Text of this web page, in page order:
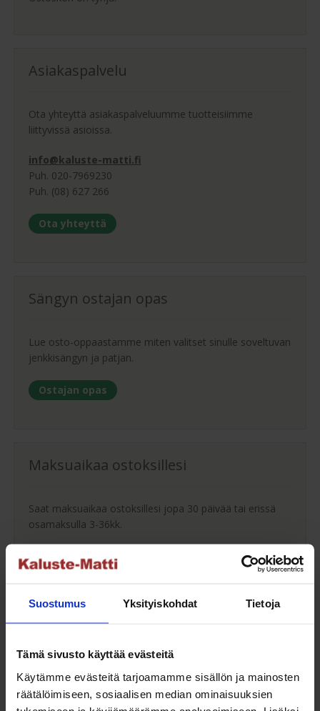
Suostumus Yksityiskohdat Tietoja
Tämä sivusto käyttää evästeitä
Käytämme evästeitä tarjoamamme sisällön ja mainosten
räätälöimiseen, sosiaalisen median ominaisuuksien
Asiakaspalvelu
Ota yhteyttä asiakaspalveluumme tuotteisiimme
liittyvissä asioissa.
info@kaluste-matti.fi
Puh. 020-7969230
Puh. (08) 627 266
Ota yhteyttä
Sängyn ostajan opas
Lue osto-oppaastamme miten valitset sinulle soveltuvan
jenkkisängyn ja patjan.
Ostajan opas
Maksuaikaa ostoksillesi
Saat maksuaikaa ostoksillesi jopa 30 päivää tai erissä
osamaksulla 3-36kk.
Maksutavat
Kaluste-Matin oma kuljetus on turvallinen tapa
tuotteiden toimitukseen. Saat varmemmin tuotteet
ehjänä perille - ja vieläpä sisäänkannettuna!